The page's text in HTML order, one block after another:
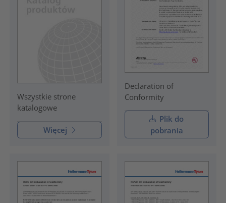
Wszystkie strone
katalogowe
Więcej
Declaration of
Conformity
Plik do
pobrania